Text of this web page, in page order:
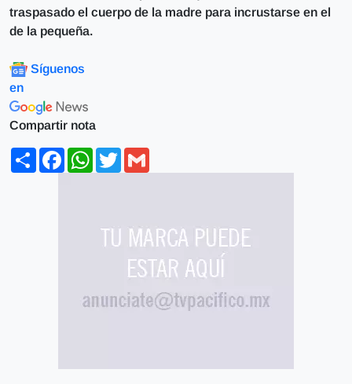
traspasado el cuerpo de la madre para incrustarse en el
de la pequeña.
Síguenos
en
Compartir nota
ShareFacebookWhatsApp
Twitter